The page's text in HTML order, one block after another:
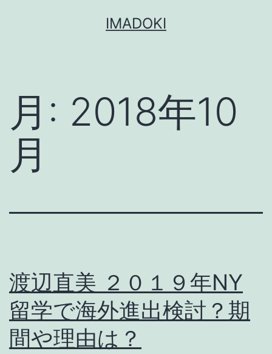
ッ
IMADOKI
月: 2018年10
月
渡辺直美 ２０１９年NY
留学で海外進出検討？期
間や理由は？